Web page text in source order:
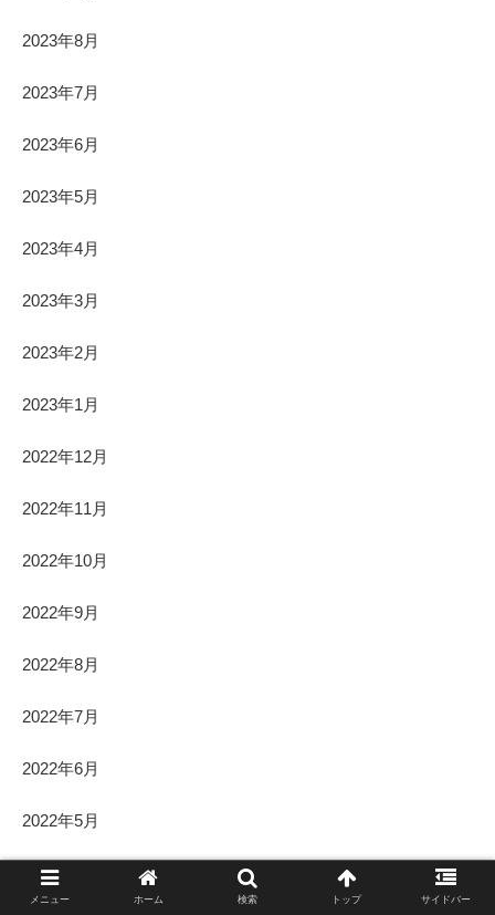
2023年8月
2023年7月
2023年6月
2023年5月
2023年4月
2023年3月
2023年2月
2023年1月
2022年12月
2022年11月
2022年10月
2022年9月
2022年8月
2022年7月
2022年6月
2022年5月
2022年4月
メニュー ホーム 検索 トップ サイドバー